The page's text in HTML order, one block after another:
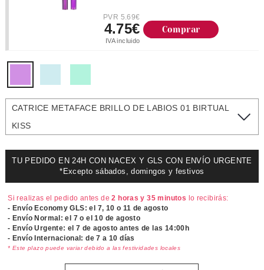
PVR 5.69€
4.75€
IVA incluido
Comprar
CATRICE METAFACE BRILLO DE LABIOS 01 BIRTUAL
KISS
TU PEDIDO EN 24H CON NACEX Y GLS CON ENVÍO URGENTE
*Excepto sábados, domingos y festivos
Si realizas el pedido antes de2 horas y 35 minutos lo recibirás:
- Envío Economy GLS: el 7, 10 o 11 de agosto
- Envío Normal: el 7 o el 10 de agosto
- Envío Urgente: el7 de agosto antes de las 14:00h
- Envío Internacional: de 7 a 10 días
* Este plazo puede variar debido a las festividades locales